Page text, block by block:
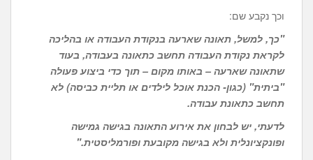
וכך נקבע שם:
"כך, למשל, תאונה שארעה בנקודת העבודה או בהליכה
לקראת נקודת העבודה תחשב כתאונה בעבודה, בעוד
שתאונה שארעה – באותו מקום – תוך כדי ביצוע פעולה
"ביתית" (כגון- הכנת אוכל לילדים או תליית כביסה) לא
תחשב כתאונת עבודה.
לדעתי, יש לבחון את אירוע התאונה בגישה גמישה
ופונקציונלית ולא בגישה מקובעת ופורמליסטית."